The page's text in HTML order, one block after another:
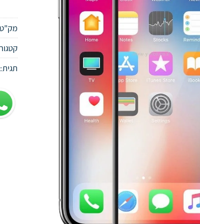
תגית: